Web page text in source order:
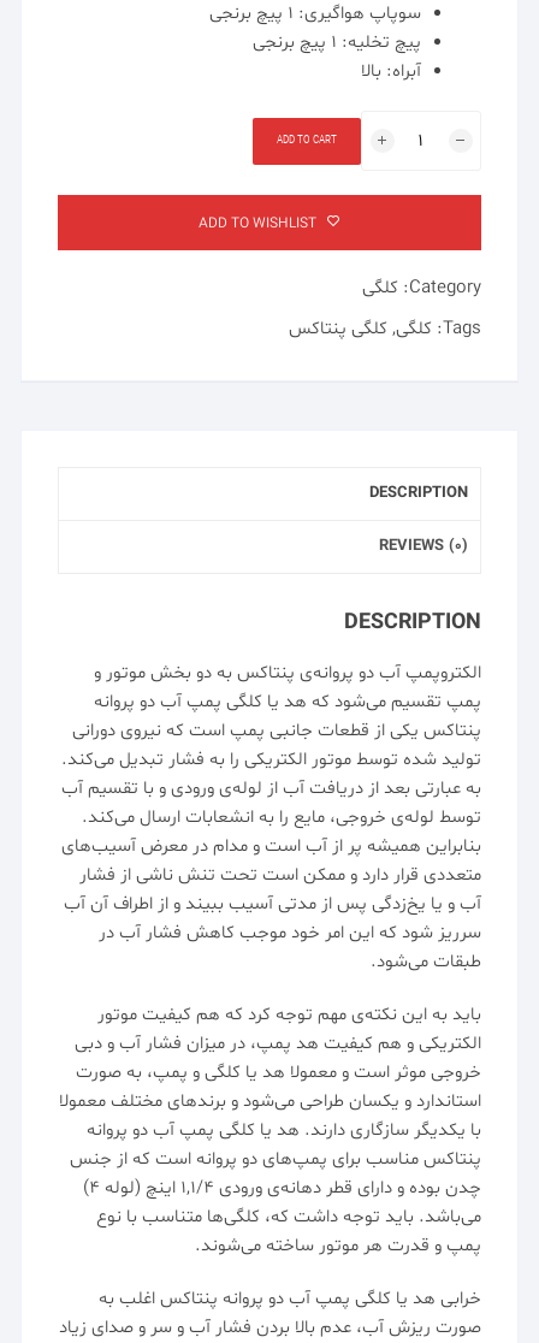
سوپاپ هواگیری: ۱ پیچ برنجی
پیچ تخلیه: ۱ پیچ برنجی
آبراه: بالا
quantity
ADD TO CART
ADD TO WISHLIST
Category: کلگی
Tags: کلگی, کلگی پنتاکس
DESCRIPTION
REVIEWS (0)
DESCRIPTION
الکتروپمپآب دو پروانه‌ی پنتاکس به دو بخش موتور و
پمپ تقسیم می‌شود که هد یا کلگی پمپ آب دو پروانه
پنتاکس یکی از قطعات جانبی پمپ است که نیروی دورانی
تولید شده توسط موتور الکتریکی را به فشار تبدیل می‌کند.
به عبارتی بعد از دریافت آب از لوله‌ی ورودی و با تقسیم آب
توسط لوله‌ی خروجی، مایع را به انشعابات ارسال می‌کند.
بنابراین همیشه پر از آب است و مدام در معرض آسیب‌های
متعددی قرار دارد و ممکن است تحت تنش ناشی از فشار
آب و یا یخ‌زدگی پس از مدتی آسیب ببیند و از اطراف آن آب
سرریز شود که این امر خود موجب کاهش فشار آب در
طبقات می‌شود.
باید به این نکته‌ی مهم توجه کرد که هم کیفیتموتور
الکتریکیو هم کیفیت هد پمپ، در میزان فشار آب و دبی
خروجی موثر است و معمولا هد یا کلگی و پمپ، به صورت
استاندارد و یکسان طراحی می‌شود و برندهای مختلف معمولا
با یکدیگر سازگاری دارند. هد یا کلگی پمپ آب دو پروانه
پنتاکس مناسب برای پمپ‌های دو پروانه است که از جنس
چدن بوده و دارای قطر دهانه‌ی ورودی ۱,۱/۴ اینچ (لوله ۴)
می‌باشد. باید توجه داشت که، کلگی‌ها متناسب با نوع
پمپ و قدرت هر موتور ساخته می‌شوند.
خرابی هد یا کلگی پمپ آب دو پروانه پنتاکس اغلب به
صورت ریزش آب، عدم بالا بردن فشار آب و سر و صدای زیاد